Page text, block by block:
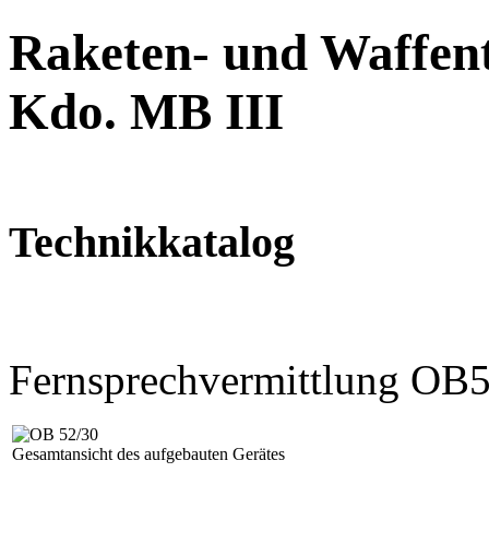
Raketen- und
Kdo. MB III
Technikkatalog
Fernsprechvermittlung
Gesamtansicht des aufgebauten Gerätes